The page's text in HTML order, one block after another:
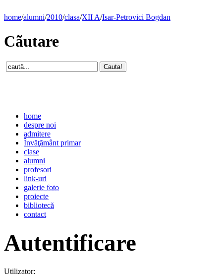
home/alumni/2010/clasa/XII A/Isar-Petrovici Bogdan
Cãutare
home
despre noi
admitere
Învăţământ primar
clase
alumni
profesori
link-uri
galerie foto
proiecte
bibliotecă
contact
Autentificare
Utilizator: